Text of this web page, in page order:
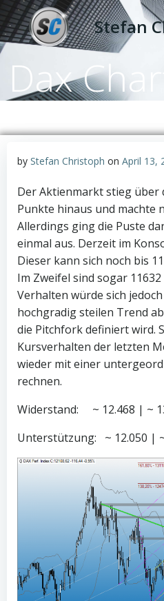
Stefan
Dax
by Stefan Christoph on April 13,
Der Aktienmarkt stieg über
Punkte hinaus und machte
Allerdings ging die Puste
einmal aus. Derzeit im
Dieser kann sich noch bis
Im Zweifel sind sogar
Verhalten würde sich
hochgradig steilen Trend
die Pitchfork definiert wird.
Kursverhalten der letzten
wieder mit einer
rechnen.
Widerstand: ~ 12.468 | ~
Unterstützung: ~ 12.050 |